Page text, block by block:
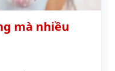
mà nhiều